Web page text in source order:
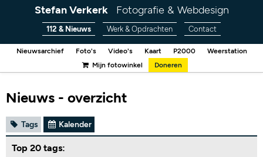
Stefan Verkerk Fotografie & Webdesign
112 & Nieuws Werk & Opdrachten Contact
Nieuwsarchief Foto's Video's Kaart P2000
Weerstation
Mijn fotowinkel
Doneren
Nieuws - overzicht
Tags Kalender
Top 20 tags: